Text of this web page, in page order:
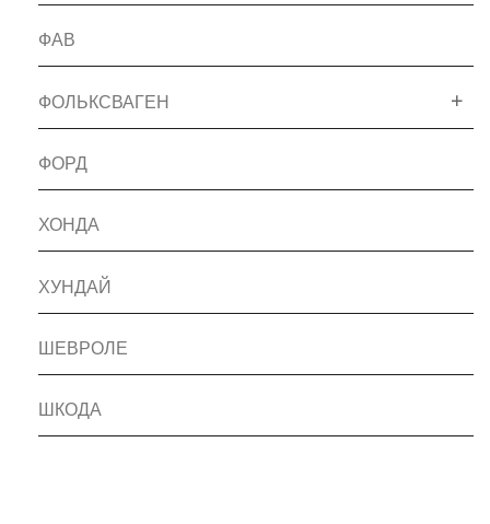
ФАВ
ФОЛЬКСВАГЕН
ФОРД
ХОНДА
ХУНДАЙ
ШЕВРОЛЕ
ШКОДА